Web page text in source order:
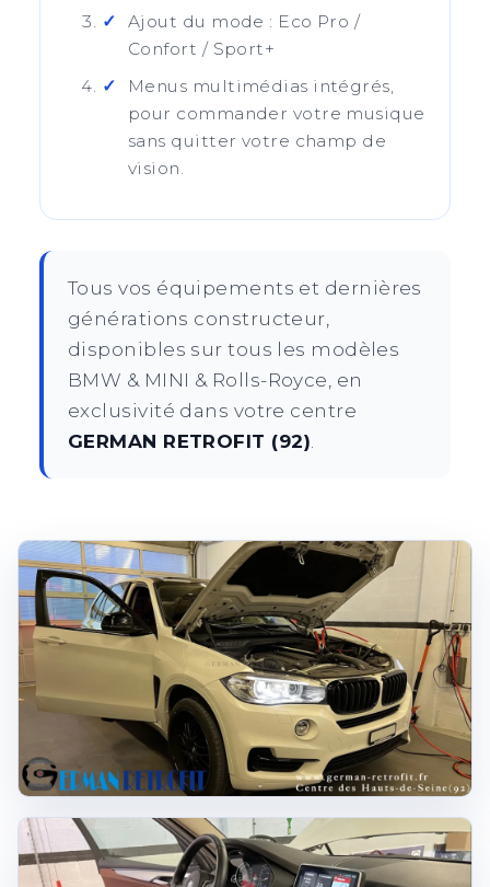
Ajout du mode : Eco Pro /
Confort / Sport+
Menus multimédias intégrés,
pour commander votre musique
sans quitter votre champ de
vision.
Tous vos équipements et dernières
générations constructeur,
disponibles sur tous les modèles
BMW & MINI & Rolls-Royce, en
exclusivité dans votre centre
GERMAN RETROFIT (92).